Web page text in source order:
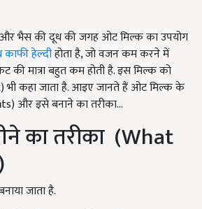
भैस की दूध की जगह ओट मिल्क का उपयोग
काफी हेल्दीहोता है, जो वजन कम करने में
की मात्रा बहुत कम होती है. इस मिल्क को
भी कहा जाता है. आइए जानते हैं ओट मिल्क के
और इसे बनाने का तरीका...
का तरीका (What
जाता है.